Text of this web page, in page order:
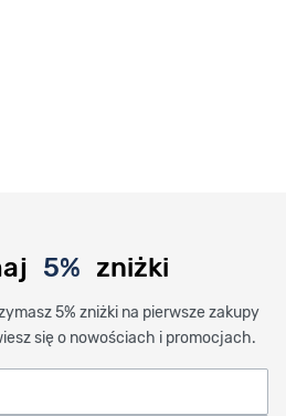
5% zniżki
5% zniżki na pierwsze zakupy
się o nowościach i promocjach.